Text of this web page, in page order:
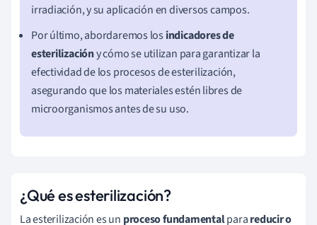
irradiación, y su aplicación en diversos campos.
Por último, abordaremos los indicadores de
esterilizacióny cómo se utilizan para garantizar la
efectividad de los procesos de esterilización,
asegurando que los materiales estén libres de
microorganismos antes de su uso.
¿Qué es esterilización?
La esterilización es un proceso fundamentalparareducir o